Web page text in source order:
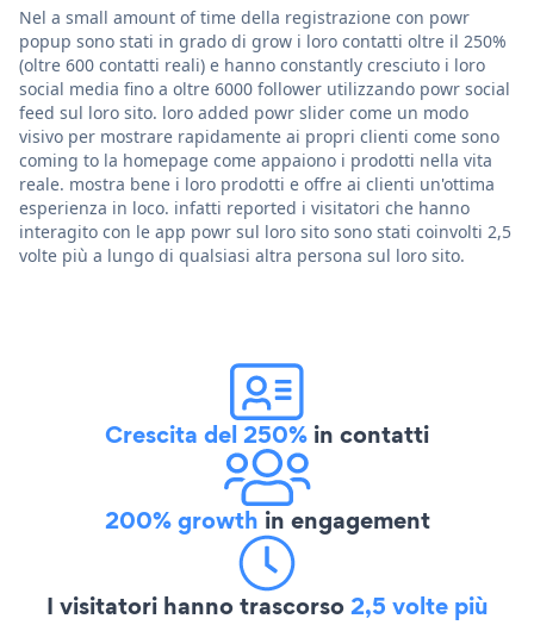
Nel a small amount of time della registrazione con powr
popup sono stati in grado di grow i loro contatti oltre il 250%
(oltre 600 contatti reali) e hanno constantly cresciuto i loro
social media fino a oltre 6000 follower utilizzando powr social
feed sul loro sito. loro added powr slider come un modo
visivo per mostrare rapidamente ai propri clienti come sono
coming to la homepage come appaiono i prodotti nella vita
reale. mostra bene i loro prodotti e offre ai clienti un'ottima
esperienza in loco. infatti reported i visitatori che hanno
interagito con le app powr sul loro sito sono stati coinvolti 2,5
volte più a lungo di qualsiasi altra persona sul loro sito.
Crescita del 250% in contatti
200% growth in engagement
I visitatori hanno trascorso2,5 volte più